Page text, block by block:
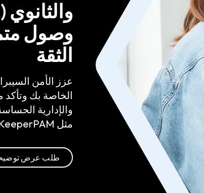
وصول
الثقة
الخاصة بك وتأكد
مثل KeeperPAM®.
طلب عرض